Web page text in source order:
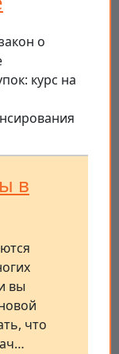
о
курс на
в
вы
что